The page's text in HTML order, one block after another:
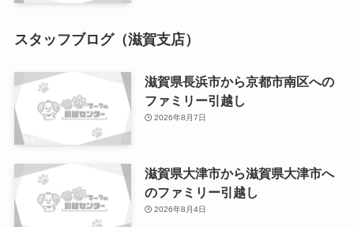
スタッフブログ（滋賀支店）
滋賀県長浜市から京都市南区への
ファミリー引越し
2026年8月7日
滋賀県大津市から滋賀県大津市へ
のファミリー引越し
2026年8月4日